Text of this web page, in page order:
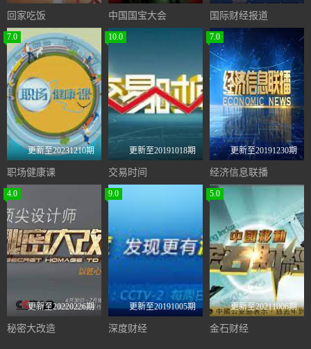
回家吃饭 中国国宝大会 国际财经报道
7.0
更新至20231210期
职场健康课
10.0
更新至20191018期
交易时间
7.0
更新至20191230期
经济信息联播
4.0
更新至20220226期
秘密大改造
9.0
更新至20191005期
深度财经
5.0
更新至20211006期
金石财经